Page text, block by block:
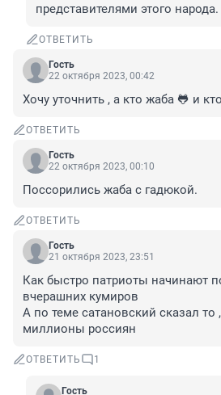
представителями этого народа.
ОТВЕТИТЬ
Гость
22 октября 2023, 00:42
Хочу уточнить , а кто жаба 🐸 и
ОТВЕТИТЬ
Гость
22 октября 2023, 00:10
Поссорились жаба с гадюкой.
ОТВЕТИТЬ
Гость
21 октября 2023, 23:51
Как быстро патриоты начинают
вчерашних кумиров
А по теме сатановский сказал то
миллионы россиян
ОТВЕТИТЬ 1
Гость